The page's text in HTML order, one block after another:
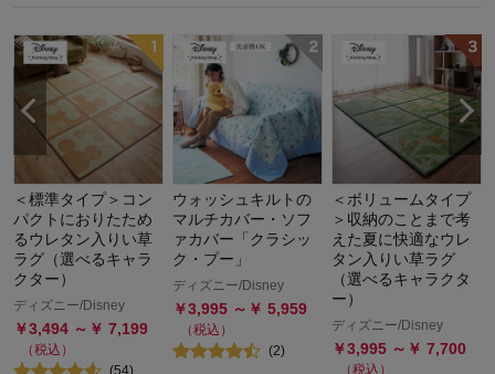
＜標準タイプ＞コン
パクトにおりたため
るウレタン入りい草
ラグ（選べるキャラ
クター）
ディズニー/Disney
￥3,494 ～￥ 7,199
（税込）
(54)
ウォッシュキルトの
マルチカバー・ソフ
ァカバー「クラシッ
ク・プー」
ディズニー/Disney
￥3,995 ～￥ 5,959
（税込）
(2)
＜ボリュームタイプ
＞収納のことまで考
えた夏に快適なウレ
タン入りい草ラグ
（選べるキャラクタ
ー）
ディズニー/Disney
￥3,995 ～￥ 7,700
（税込）